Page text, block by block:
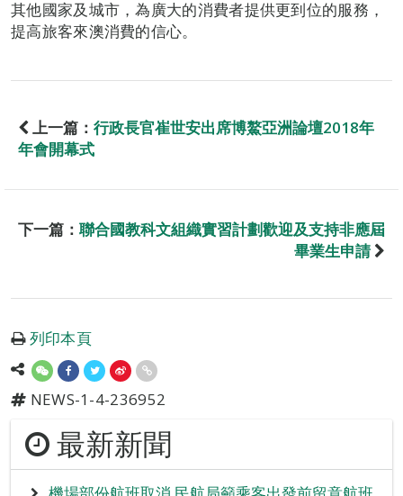
其他國家及城市，為廣大的消費者提供更到位的服務，
提高旅客來澳消費的信心。
上一篇： 行政長官崔世安出席博鰲亞洲論壇2018年
年會開幕式
下一篇： 聯合國教科文組織實習計劃歡迎及支持非應屆
畢業生申請
列印本頁
NEWS-1-4-236952
最新新聞